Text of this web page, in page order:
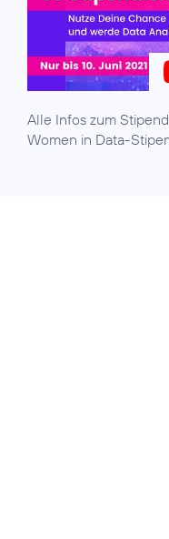
Alle Infos zum
Women in Data-